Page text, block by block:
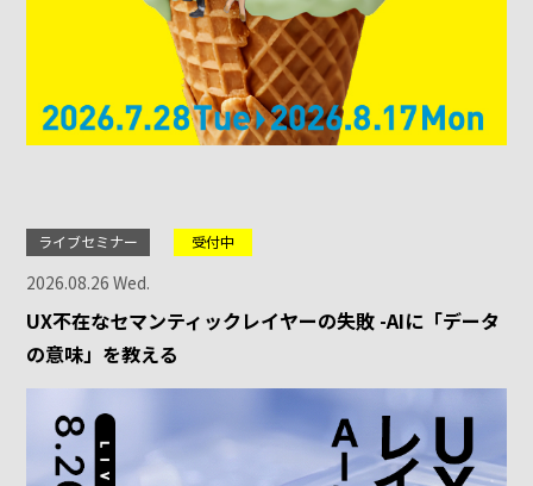
ライブセミナー 受付中
2026.08.26 Wed.
UX不在なセマンティックレイヤーの失敗 -AIに「データ
の意味」を教える